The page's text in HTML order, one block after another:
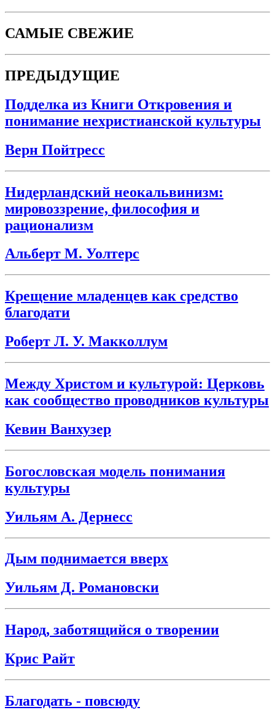
САМЫЕ СВЕЖИЕ
ПРЕДЫДУЩИЕ
Подделка из Книги Откровения и
понимание нехристианской культуры
Верн Пойтресс
Нидерландский неокальвинизм:
мировоззрение, философия и
рационализм
Альберт М. Уолтерс
Крещение младенцев как средство
благодати
Роберт Л. У. Макколлум
Между Христом и культурой: Церковь
как сообщество проводников культуры
Кевин Ванхузер
Богословская модель понимания
культуры
Уильям А. Дернесс
Дым поднимается вверх
Уильям Д. Романовски
Народ, заботящийся о творении
Крис Райт
Благодать - повсюду